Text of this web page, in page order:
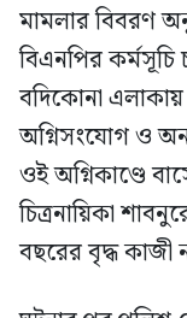
মামলার বিবরণ
বিএনপির
বদিকোনা
অগ্নিসংযোগ ও
ওই অগ্নিকাণ্ডে
চিত্রনায়িকা
বছরের বৃদ্ধ কাজী